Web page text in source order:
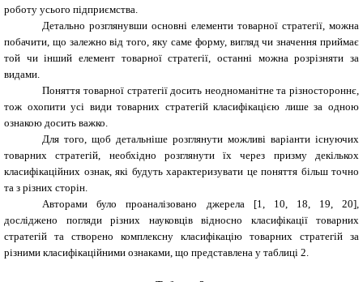
роботу усього підприємства.
Детально розглянувши основні елементи товарної стратегії, можна
побачити, що залежно від того, яку саме форму, вигляд чи значення приймає
той чи інший елемент товарної стратегії, останні можна розрізняти за
видами.
Поняття товарної стратегії досить неодноманітне та різностороннє,
тож охопити усі види товарних стратегій класифікацією лише за одною
ознакою досить важко.
Для того, щоб детальніше розглянути можливі варіанти існуючих
товарних стратегій, необхідно розглянути їх через призму декількох
класифікаційних ознак, які будуть характеризувати це поняття більш точно
та з різних сторін.
Авторами було проаналізовано джерела [1, 10, 18, 19, 20],
досліджено погляди різних науковців відносно класифікації товарних
стратегій та створено комплексну класифікацію товарних стратегій за
різними класифікаційними ознаками, що представлена у таблиці 2.